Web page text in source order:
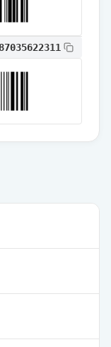
通常出荷
通常出荷
通常出荷